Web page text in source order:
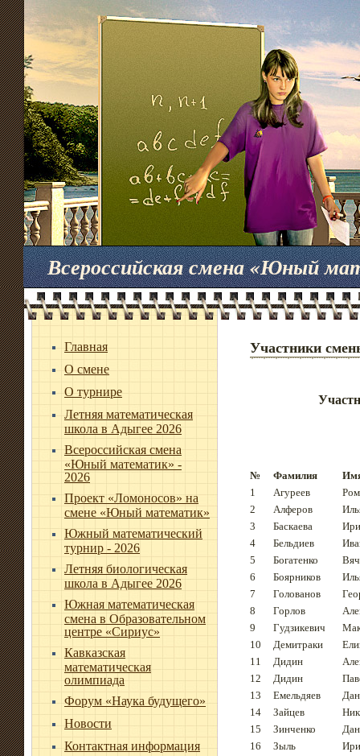
Всероссийская смена «Юный
Главная
О смене
О турнире
Летняя математическая
школа в Адыгее 2026
Всероссийская смена
«Юный математик» -
2026
Проект «Ломоносов» на
смене «Юный математик»
Южный математический
турнир - 2026
Летняя биологическая
школа в Адыгее 2026
Южная математическая
смена в Образовательном
центре «Сириус»
Кавказская
математическая
олимпиада
Форум «Наука будущего»
Новости
Контактная информация
Участники
№ Фамилия
1
Агуреев
2
Алферов
3
Баскаева
4
Бельдиев
5
Богатенко
6
Боярников
7
Голованов
8
Горлов
9
Гудзикевич
10
Демитраки
11
Дидин
12
Дидин
13
Емельдяев
14
Зайцев
15
Зинченко
16
Зыль